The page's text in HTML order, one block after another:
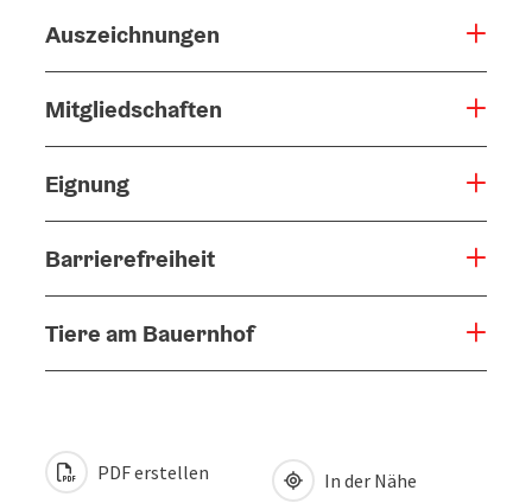
Auszeichnungen
Mitgliedschaften
Eignung
Barrierefreiheit
Tiere am Bauernhof
PDF erstellen In der Nähe